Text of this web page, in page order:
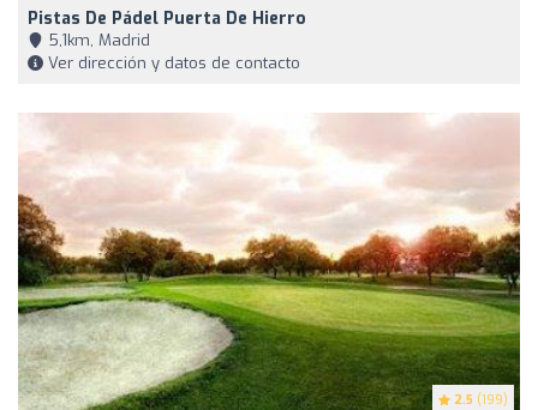
Pistas De Pádel Puerta De Hierro
5,1km, Madrid
Ver dirección y datos de contacto
2.5 (199)